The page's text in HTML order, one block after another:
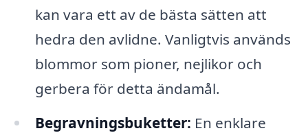
kan vara ett av de bästa sätten att
hedra den avlidne. Vanligtvis används
blommor som pioner, nejlikor och
gerbera för detta ändamål.
Begravningsbuketter: En enklare